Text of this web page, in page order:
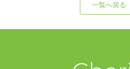
一覧へ戻る